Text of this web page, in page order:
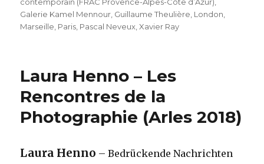
Galerie Kamel Mennour Guillaume Theulière London
Marseille Paris Pascal Neveux ,Xavier Ray
Laura Henno – Les
Rencontres de la
Photographie (Arles 2018)
Laura Henno – Bedrückende Nachrichten